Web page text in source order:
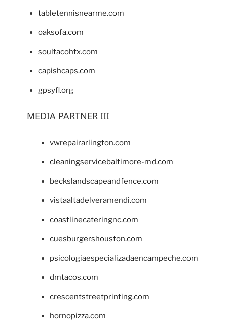
tabletennisnearme.com
oaksofa.com
soultacohtx.com
capishcaps.com
gpsyfl.org
MEDIA PARTNER III
vwrepairarlington.com
cleaningservicebaltimore-md.com
beckslandscapeandfence.com
vistaaltadelveramendi.com
coastlinecateringnc.com
cuesburgershouston.com
psicologiaespecializadaencampeche.com
dmtacos.com
crescentstreetprinting.com
hornopizza.com